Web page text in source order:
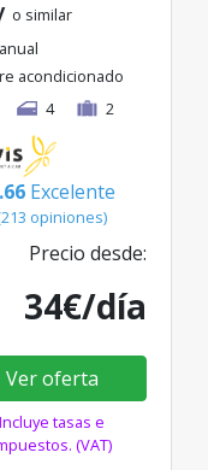
o similar
acondicionado
4 2
Excelente
opiniones)
Precio desde:
34€/día
Ver oferta
Incluye tasas e
(VAT)